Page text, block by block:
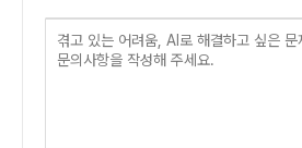
문의
사항